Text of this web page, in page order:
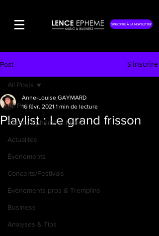
S'INSCRIRE À LA NEWSLETTER
Post S'inscrire
All Posts
Silence Éphémère Music
Actualités
Événements
Concerts/Festivals
Événements pros & Tremplins
Business
Analyses & Tips
All Posts
Playlist : Le grand frisson
Anne-Louise GAYMARD
16 févr. 2021 1 min de lecture